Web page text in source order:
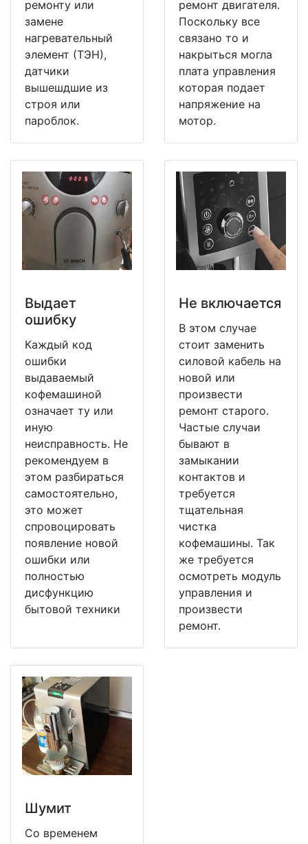
ремонту или
замене
нагревательный
элемент (ТЭН),
датчики
вышешдшие из
строя или
пароблок.
ремонт двигателя.
Поскольку все
связано то и
накрыться могла
плата управления
которая подает
напряжение на
мотор.
Выдает
ошибку
Каждый код
ошибки
выдаваемый
кофемашиной
означает ту или
иную
неисправность. Не
рекомендуем в
этом разбираться
самостоятельно,
это может
спровоцировать
появление новой
ошибки или
полностью
дисфункцию
бытовой техники
Не включается
В этом случае
стоит заменить
силовой кабель на
новой или
произвести
ремонт старого.
Частые случаи
бывают в
замыкании
контактов и
требуется
тщательная
чистка
кофемашины. Так
же требуется
осмотреть модуль
управления и
произвести
ремонт.
Шумит
Со временем